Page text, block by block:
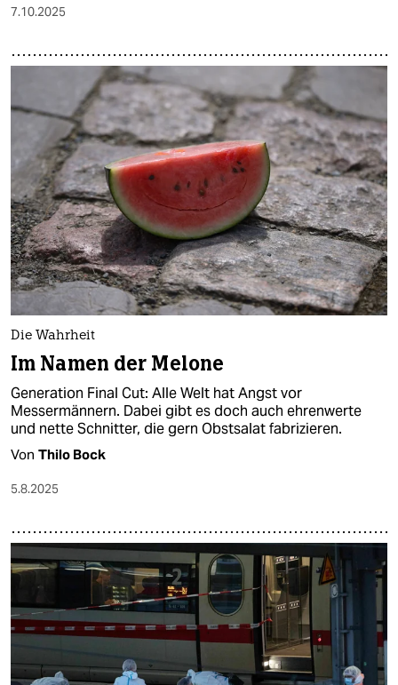
7.10.2025
Die Wahrheit
Im Namen der Melone
Generation Final Cut: Alle Welt hat Angst vor
Messermännern. Dabei gibt es doch auch ehrenwerte
und nette Schnitter, die gern Obstsalat fabrizieren.
Von Thilo Bock
5.8.2025